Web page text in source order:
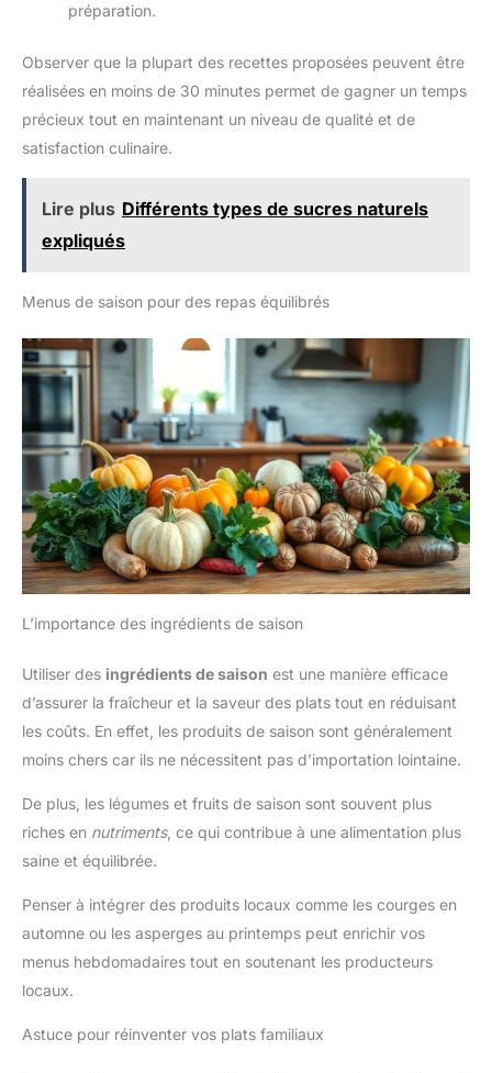
préparation.
Observer que la plupart des recettes proposées peuvent être
réalisées en moins de 30 minutes permet de gagner un temps
précieux tout en maintenant un niveau de qualité et de
satisfaction culinaire.
Lire plus Différents types de sucres naturels
expliqués
Menus de saison pour des repas équilibrés
L’importance des ingrédients de saison
Utiliser des ingrédients de saison est une manière efficace
d’assurer la fraîcheur et la saveur des plats tout en réduisant
les coûts. En effet, les produits de saison sont généralement
moins chers car ils ne nécessitent pas d’importation lointaine.
De plus, les légumes et fruits de saison sont souvent plus
riches en nutriments, ce qui contribue à une alimentation plus
saine et équilibrée.
Penser à intégrer des produits locaux comme les courges en
automne ou les asperges au printemps peut enrichir vos
menus hebdomadaires tout en soutenant les producteurs
locaux.
Astuce pour réinventer vos plats familiaux